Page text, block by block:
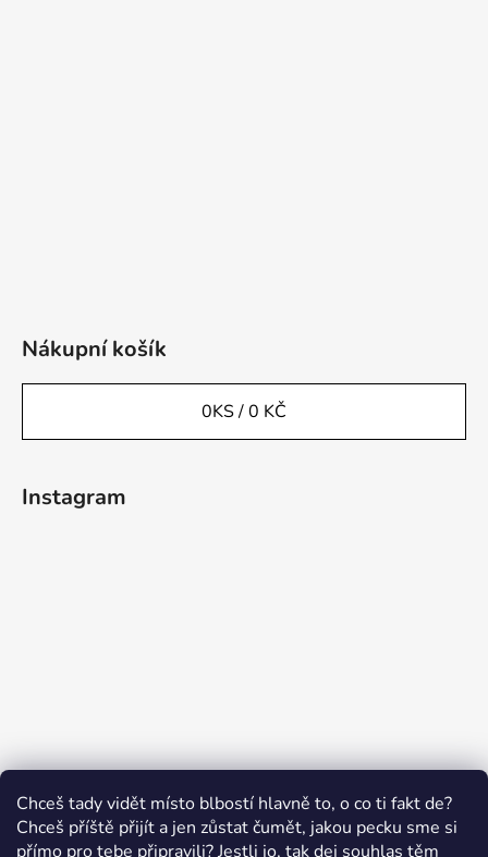
Chceš tady vidět místo blbostí hlavně to, o co ti fakt de?
Chceš příště přijít a jen zůstat čumět, jakou pecku sme si
přímo pro tebe připravili? Jestli jo, tak dej souhlas těm
Nákupní košík
0KS /0 KČ
Instagram